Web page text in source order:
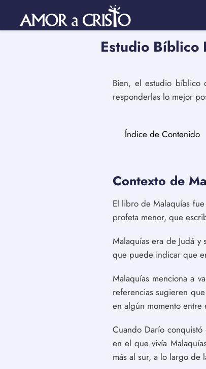
Estudio Bíblico
Bien, el estudio bíblico
responderlas lo mejor
Índice de Contenido
Contexto de
El libro de Malaquías
profeta menor, que
Malaquías era de Judá
que puede indicar que
Malaquías menciona a
referencias sugieren
en algún momento
Cuando Darío
en el que vivía
más al sur, a lo largo de